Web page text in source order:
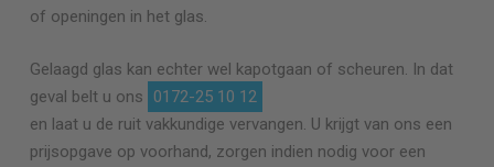
of openingen in het glas.
Gelaagd glas kan echter wel kapotgaan of scheuren. In dat
geval belt u ons
0172-25 10 12
en laat u de ruit vakkundige vervangen. U krijgt van ons een
prijsopgave op voorhand, zorgen indien nodig voor een